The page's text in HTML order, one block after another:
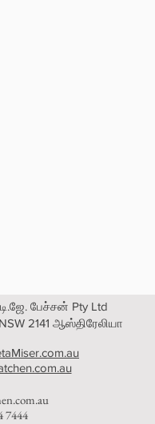
பேச்சன் Pty Ltd
2141 ஆஸ்திரேலியா
7444